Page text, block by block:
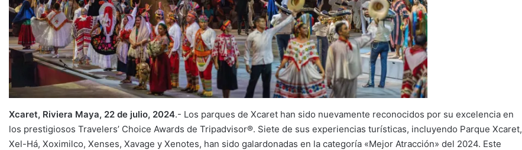
Xcaret, Riviera Maya, 22 de julio, 2024.- Los parques de Xcaret han sido nuevamente reconocidos por su excelencia en
los prestigiosos Travelers’ Choice Awards de Tripadvisor®. Siete de sus experiencias turísticas, incluyendo Parque Xcaret,
Xel-Há, Xoximilco, Xenses, Xavage y Xenotes, han sido galardonadas en la categoría «Mejor Atracción» del 2024. Este